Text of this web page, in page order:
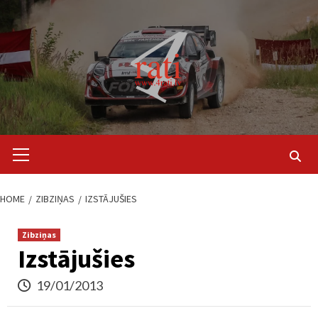
content
Menu
HOME ZIBZIŅAS IZSTĀJUŠIES
Zibziņas
Izstājušies
19/01/2013